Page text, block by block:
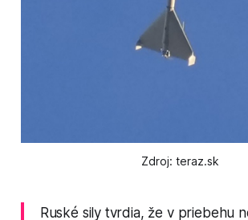
Zdroj: teraz.sk
Ruské sily tvrdia, že v priebehu